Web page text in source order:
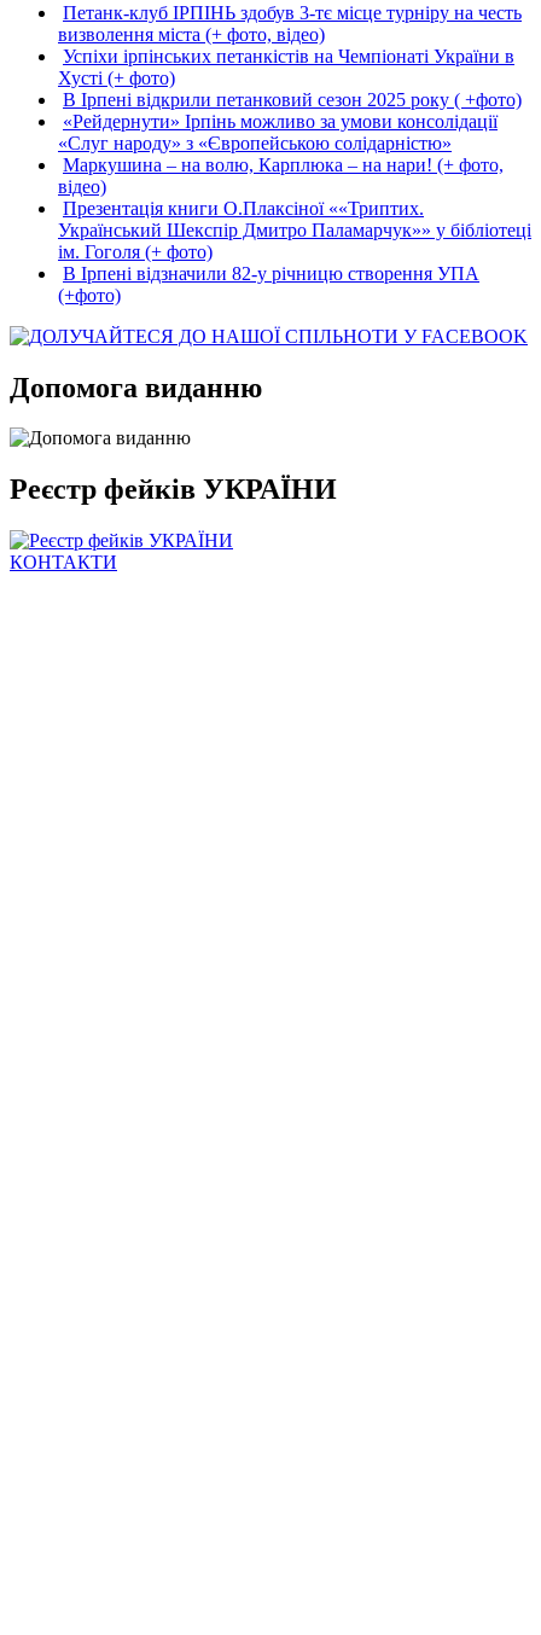
Петанк-клуб ІРПІНЬ здобув 3-тє місце турніру на честь
визволення міста (+ фото, відео)
Успіхи ірпінських петанкістів на Чемпіонаті України в
Хусті (+ фото)
В Ірпені відкрили петанковий сезон 2025 року ( +фото)
«Рейдернути» Ірпінь можливо за умови консолідації
«Слуг народу» з «Європейською солідарністю»
Маркушина – на волю, Карплюка – на нари! (+ фото,
відео)
Презентація книги О.Плаксіної ««Триптих.
Український Шекспір Дмитро Паламарчук»» у бібліотеці
ім. Гоголя (+ фото)
В Ірпені відзначили 82-у річницю створення УПА
(+фото)
Допомога виданню
Реєстр фейків УКРАЇНИ
КОНТАКТИ